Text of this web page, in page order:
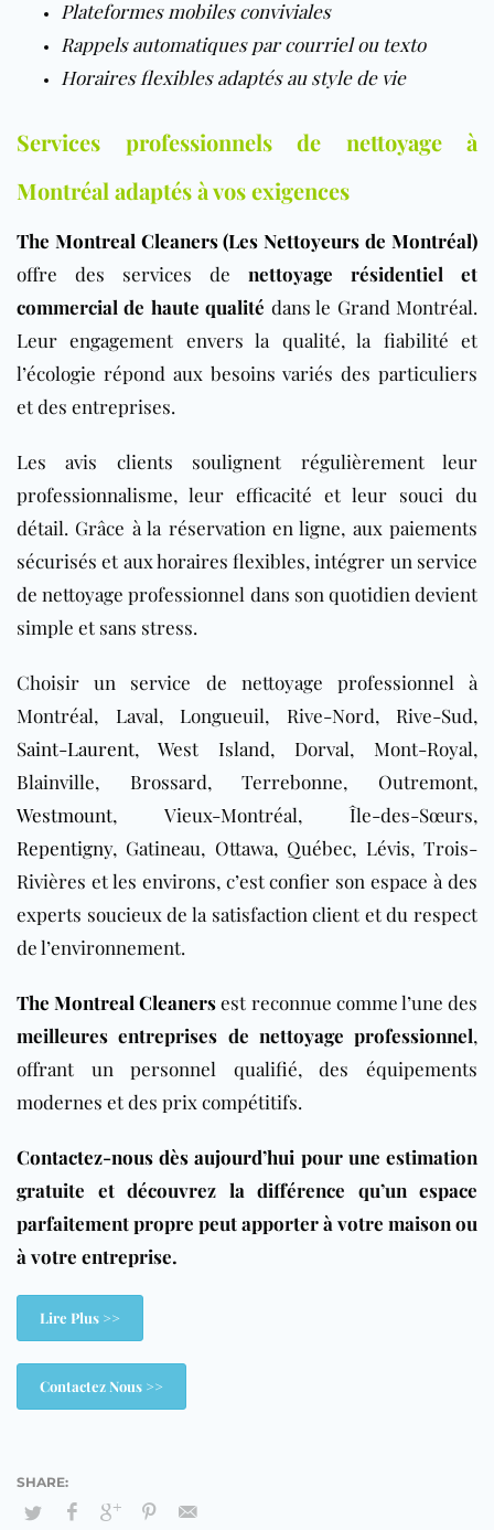
Plateformes mobiles conviviales
Rappels automatiques par courriel ou texto
Horaires flexibles adaptés au style de vie
Services professionnels de nettoyage à
Montréal adaptés à vos exigences
The Montreal Cleaners (Les Nettoyeurs de Montréal)
offre des services de nettoyage résidentiel et
commercial de haute qualité dans le Grand Montréal.
Leur engagement envers la qualité, la fiabilité et
l’écologie répond aux besoins variés des particuliers
et des entreprises.
Les avis clients soulignent régulièrement leur
professionnalisme, leur efficacité et leur souci du
détail. Grâce à la réservation en ligne, aux paiements
sécurisés et aux horaires flexibles, intégrer un service
de nettoyage professionnel dans son quotidien devient
simple et sans stress.
Choisir un service de nettoyage professionnel à
Montréal, Laval, Longueuil, Rive-Nord, Rive-Sud,
Saint-Laurent, West Island, Dorval, Mont-Royal,
Blainville, Brossard, Terrebonne, Outremont,
Westmount, Vieux-Montréal, Île-des-Sœurs,
Repentigny, Gatineau, Ottawa, Québec, Lévis, Trois-
Rivières et les environs, c’est confier son espace à des
experts soucieux de la satisfaction client et du respect
de l’environnement.
The Montreal Cleanersest reconnue comme l’une des
meilleures entreprises de nettoyage professionnel,
offrant un personnel qualifié, des équipements
modernes et des prix compétitifs.
Contactez-nous dès aujourd’hui pour une estimation
gratuite et découvrez la différence qu’un espace
parfaitement propre peut apporter à votre maison ou
à votre entreprise.
Lire Plus >>
Contactez Nous >>